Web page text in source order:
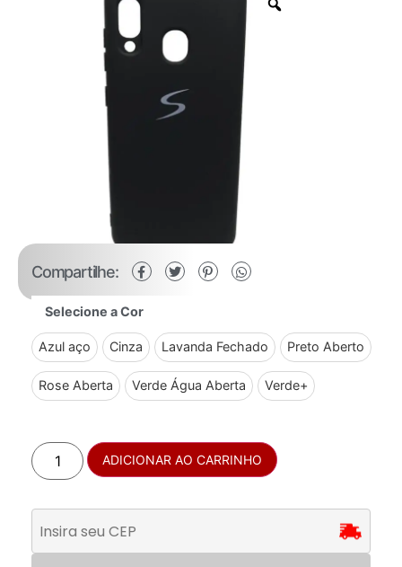
Compartilhe:
Selecione a Cor
Azul aço Cinza Lavanda Fechado Preto Aberto
Rose Aberta Verde Água Aberta Verde+
ADICIONAR AO CARRINHO